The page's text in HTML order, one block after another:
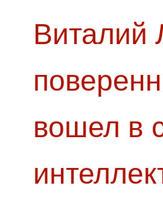
Виталий
вошел в